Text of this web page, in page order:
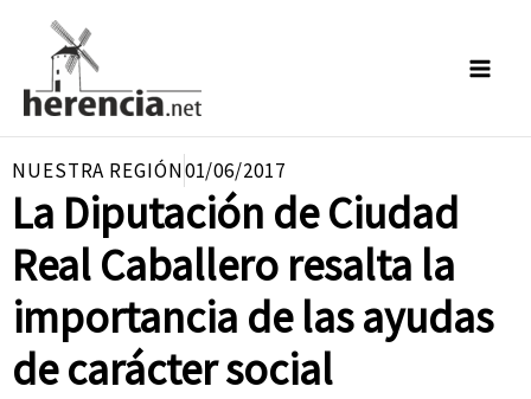
contenido
NUESTRA REGIÓN01/06/2017
La Diputación de Ciudad
Real Caballero resalta la
importancia de las ayudas
de carácter social